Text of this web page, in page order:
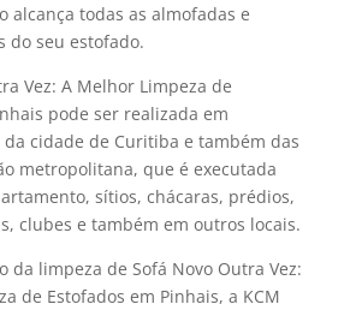
alcança todas as almofadas e
do seu estofado.
Vez: A Melhor Limpeza de
pode ser realizada em
cidade de Curitiba e também das
metropolitana, que é executada
sítios, chácaras, prédios,
clubes e também em outros locais.
da limpeza de Sofá Novo Outra Vez:
de Estofados em Pinhais, a KCM